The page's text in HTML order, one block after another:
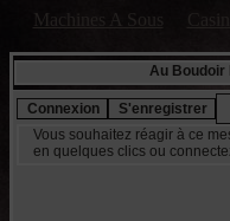
Machines A Sous
Au Boudoir
Vous souhaitez réagir à ce
en quelques clics ou